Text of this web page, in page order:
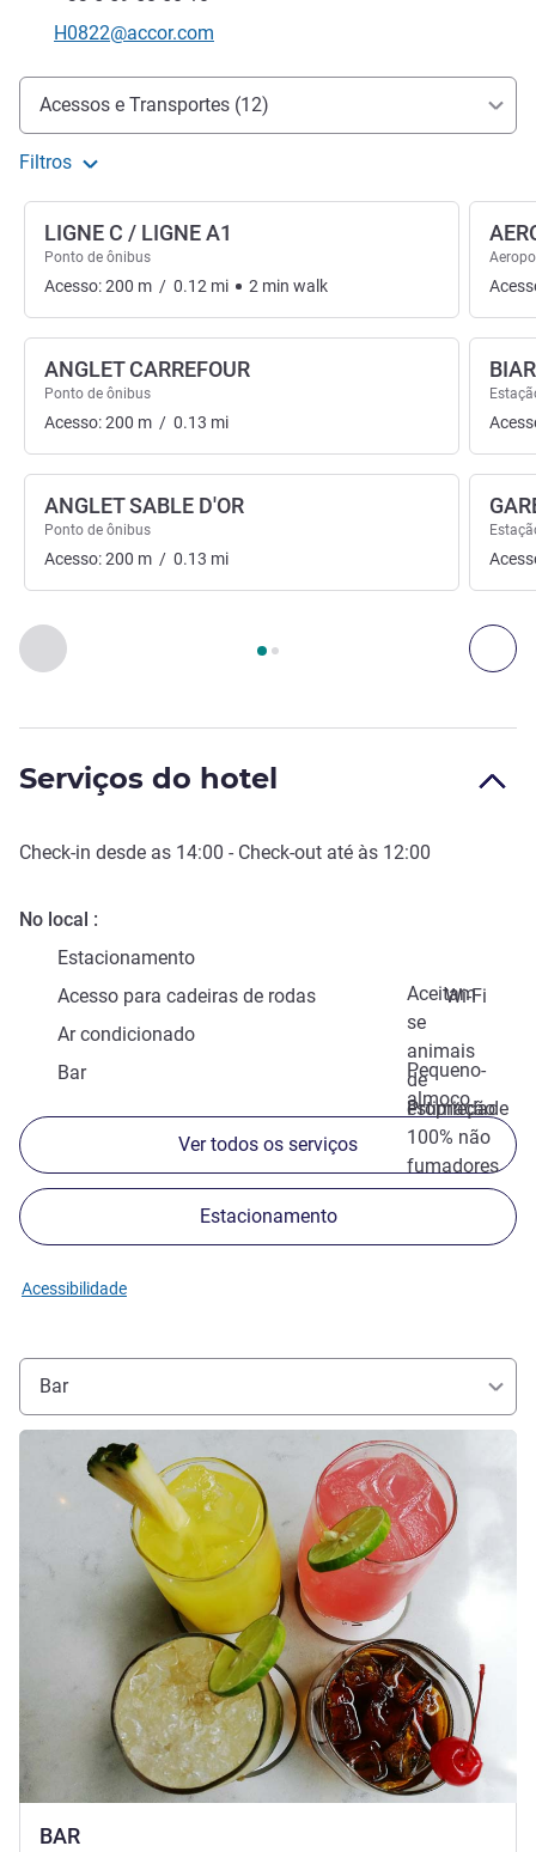
E-mail de contacto
H0822@accor.com
Acesso e transporte
Acessos e Transportes (12)
Filtros
Anterior - Acessos e Transportes
Página , Acessos e Transportes 1 :, Acessos e
LIGNE C / LIGNE A1
Ponto de ônibus
Acesso:200 m / 0.12 mi 2 min walk
ANGLET CARREFOUR
Ponto de ônibus
Acesso:200 m / 0.13 mi
ANGLET SABLE D'OR
Ponto de ônibus
Acesso:200 m / 0.13 mi
Serviços do hotel
Check-in desde as 14:00 - Check-out até às 12:00
No local
Estacionamento
Aceitam-
se
animais
de
estimação
Acesso para cadeiras de rodas
Wi-Fi
Ar condicionado
Pequeno-
almoço
Bar
Propriedade
100% não
fumadores
Ver todos os serviços
Estacionamento
Acessibilidade
Bar
BAR
Ver detalhes